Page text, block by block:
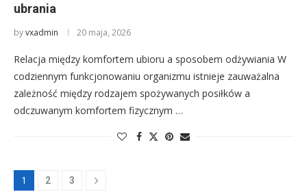
ubrania
byvxadmin 20 maja, 2026
Relacja między komfortem ubioru a sposobem odżywiania W
codziennym funkcjonowaniu organizmu istnieje zauważalna
zależność między rodzajem spożywanych posiłków a
odczuwanym komfortem fizycznym …
1 2 3